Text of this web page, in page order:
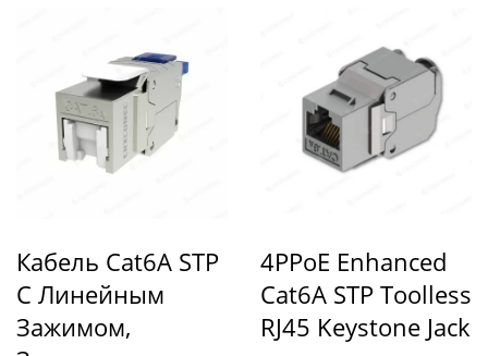
Кабель Cat6A STP
С Линейным
Зажимом,
4PPoE Enhanced
Cat6A STP Toolless
RJ45 Keystone Jack